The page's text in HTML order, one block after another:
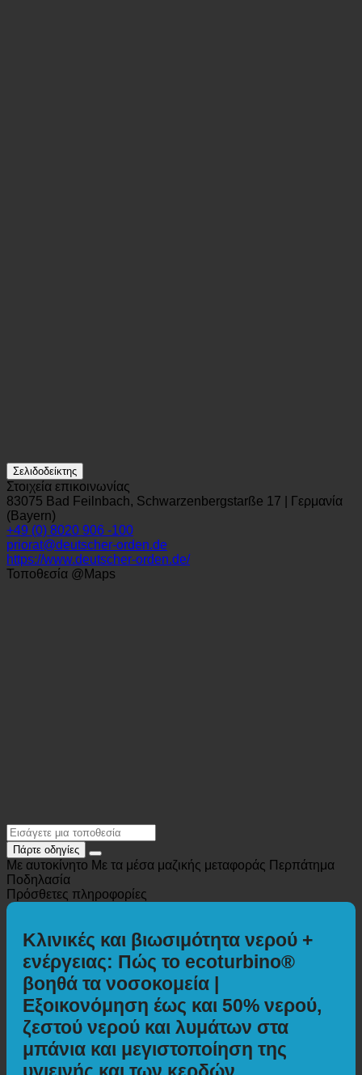
Σελιδοδείκτης
Στοιχεία επικοινωνίας
83075 Bad Feilnbach, Schwarzenbergstarße 17 | Γερμανία
(Bayern)
+49 (0) 8020 906 -100
priorat@deutscher-orden.de
Πάρτε οδηγίες
Με αυτοκίνητο Με τα μέσα μαζικής μεταφοράς Περπάτημα
Πρόσθετες πληροφορίες
Κλινικές και βιωσιμότητα νερού +
ενέργειας: Πώς το ecoturbino®
βοηθά τα νοσοκομεία |
Εξοικονόμηση έως και 50% νερού,
ζεστού νερού και λυμάτων στα